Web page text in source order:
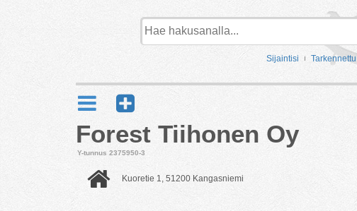
Sijaintisi
Forest Tiihonen Oy
Y-tunnus 2375950-3
Kuoretie 1, 51200 Kangasniemi